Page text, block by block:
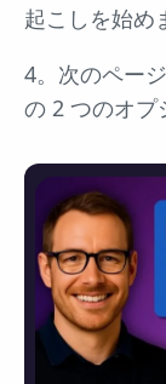
起こしを始め
4。次のペー
の 2 つのオプ